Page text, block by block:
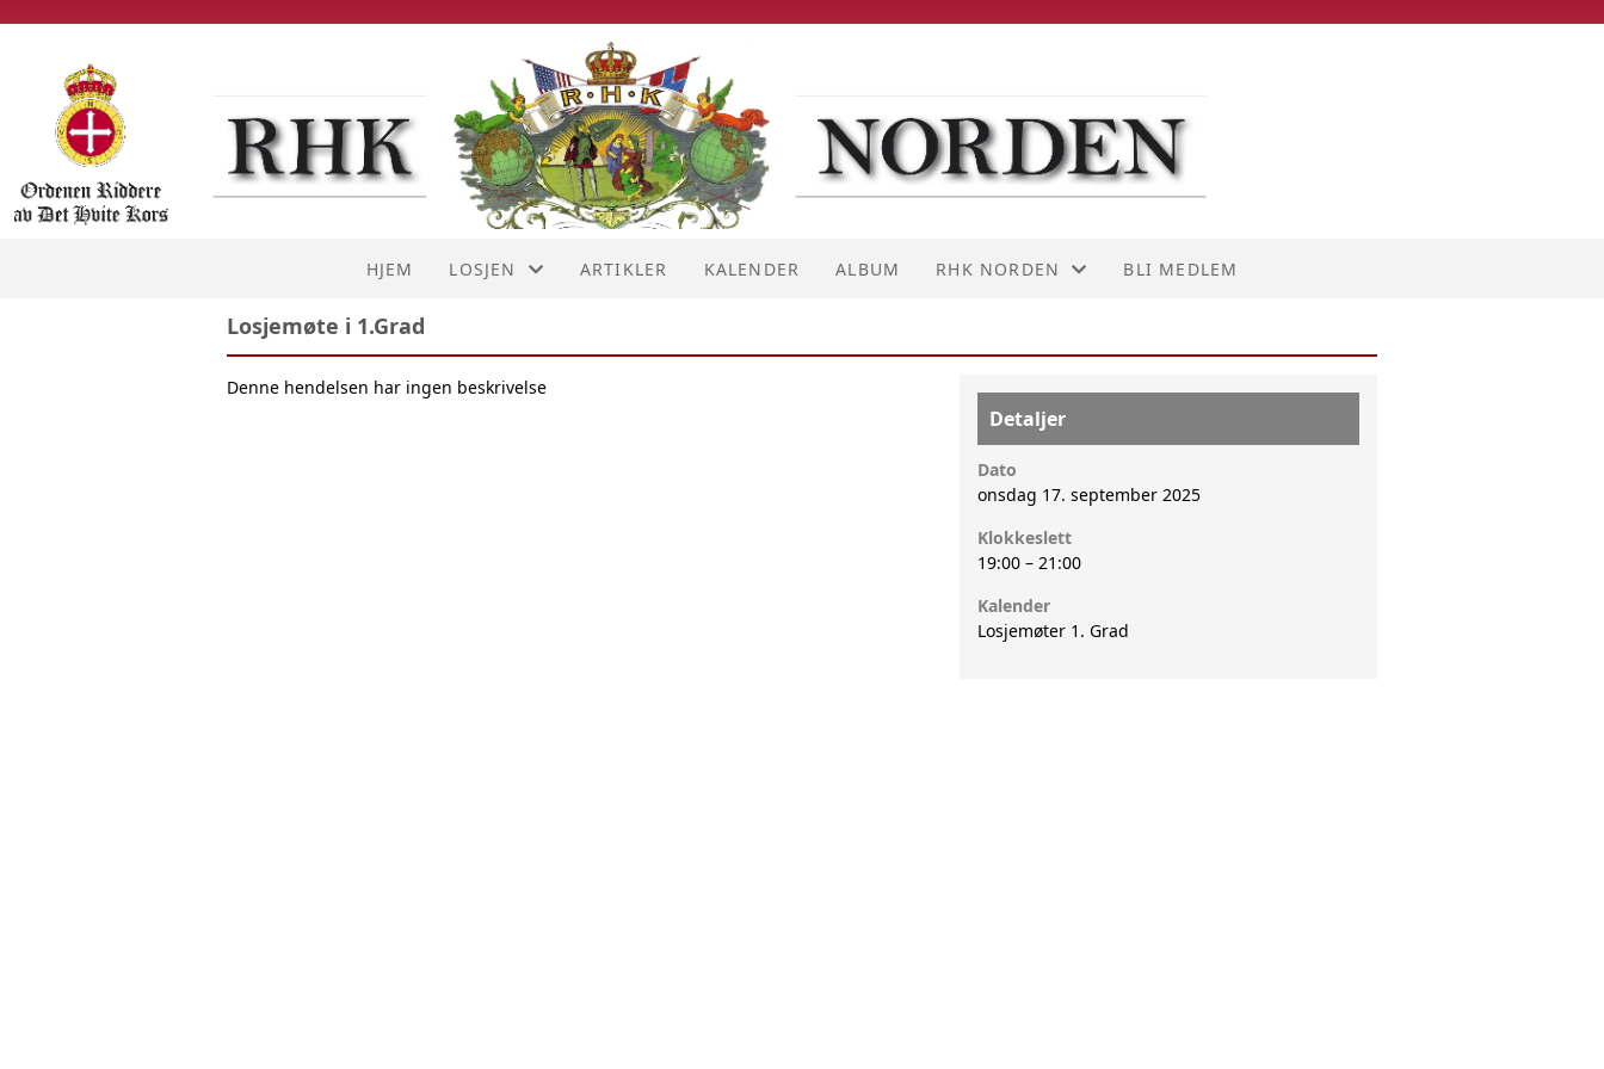
HJEM LOSJEN
EMBETSMENN
ARTIKLER KALENDER ALBUM RHK NORDEN
RHK LOSJER
BLI MEDLEM
Losjemøte i 1.Grad
Denne hendelsen har ingen beskrivelse
Detaljer
Dato
onsdag 17. september 2025
Klokkeslett
19:00 – 21:00
Kalender
Losjemøter 1. Grad